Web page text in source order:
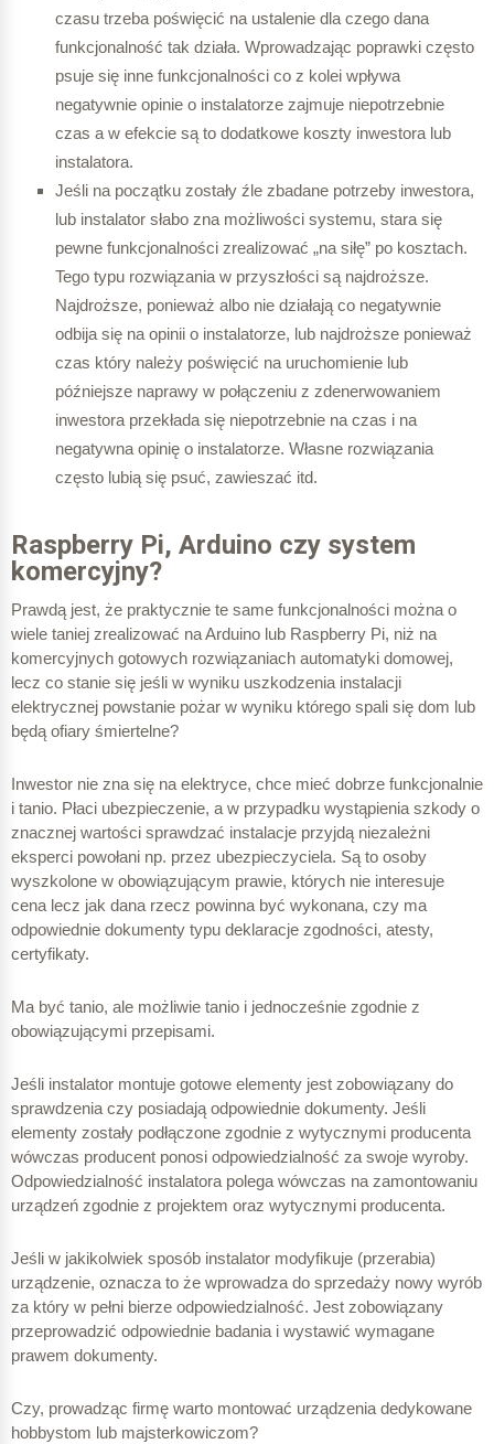
czasu trzeba poświęcić na ustalenie dla czego dana
funkcjonalność tak działa. Wprowadzając poprawki często
psuje się inne funkcjonalności co z kolei wpływa
negatywnie opinie o instalatorze zajmuje niepotrzebnie
czas a w efekcie są to dodatkowe koszty inwestora lub
instalatora.
Jeśli na początku zostały źle zbadane potrzeby inwestora,
lub instalator słabo zna możliwości systemu, stara się
pewne funkcjonalności zrealizować „na siłę” po kosztach.
Tego typu rozwiązania w przyszłości są najdroższe.
Najdroższe, ponieważ albo nie działają co negatywnie
odbija się na opinii o instalatorze, lub najdroższe ponieważ
czas który należy poświęcić na uruchomienie lub
późniejsze naprawy w połączeniu z zdenerwowaniem
inwestora przekłada się niepotrzebnie na czas i na
negatywna opinię o instalatorze. Własne rozwiązania
często lubią się psuć, zawieszać itd.
Raspberry Pi, Arduino czy system
komercyjny?
Prawdą jest, że praktycznie te same funkcjonalności można o
wiele taniej zrealizować na Arduino lub Raspberry Pi, niż na
komercyjnych gotowych rozwiązaniach automatyki domowej,
lecz co stanie się jeśli w wyniku uszkodzenia instalacji
elektrycznej powstanie pożar w wyniku którego spali się dom lub
będą ofiary śmiertelne?
Inwestor nie zna się na elektryce, chce mieć dobrze funkcjonalnie
i tanio. Płaci ubezpieczenie, a w przypadku wystąpienia szkody o
znacznej wartości sprawdzać instalacje przyjdą niezależni
eksperci powołani np. przez ubezpieczyciela. Są to osoby
wyszkolone w obowiązującym prawie, których nie interesuje
cena lecz jak dana rzecz powinna być wykonana, czy ma
odpowiednie dokumenty typu deklaracje zgodności, atesty,
certyfikaty.
Ma być tanio, ale możliwie tanio i jednocześnie zgodnie z
obowiązującymi przepisami.
Jeśli instalator montuje gotowe elementy jest zobowiązany do
sprawdzenia czy posiadają odpowiednie dokumenty. Jeśli
elementy zostały podłączone zgodnie z wytycznymi producenta
wówczas producent ponosi odpowiedzialność za swoje wyroby.
Odpowiedzialność instalatora polega wówczas na zamontowaniu
urządzeń zgodnie z projektem oraz wytycznymi producenta.
Jeśli w jakikolwiek sposób instalator modyfikuje (przerabia)
urządzenie, oznacza to że wprowadza do sprzedaży nowy wyrób
za który w pełni bierze odpowiedzialność. Jest zobowiązany
przeprowadzić odpowiednie badania i wystawić wymagane
prawem dokumenty.
Czy, prowadząc firmę warto montować urządzenia dedykowane
hobbystom lub majsterkowiczom?